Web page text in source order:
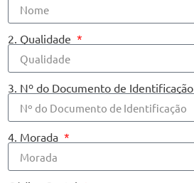
2. Qualidade
3. Nº do Documento de Identificação
4. Morada